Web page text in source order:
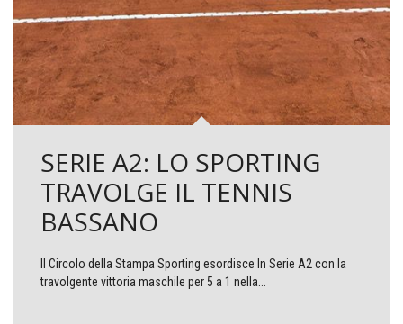
SERIE A2: LO SPORTING
TRAVOLGE IL TENNIS
BASSANO
Il Circolo della Stampa Sporting esordisce In Serie A2 con la
travolgente vittoria maschile per 5 a 1 nella...